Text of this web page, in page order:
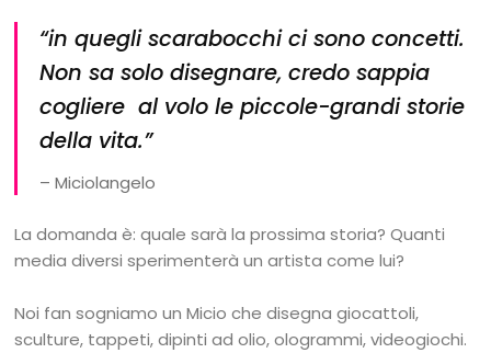
“in quegli scarabocchi ci sono concetti.
Non sa solo disegnare, credo sappia
cogliere al volo le piccole-grandi storie
della vita.”
– Miciolangelo
La domanda è: quale sarà la prossima storia? Quanti
media diversi sperimenterà un artista come lui?
Noi fan sogniamo un Micio che disegna giocattoli,
sculture, tappeti, dipinti ad olio, ologrammi, videogiochi.